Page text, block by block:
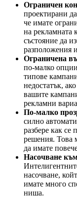
Ограничен
проектирани
че имате
на рекламната
състояние да
разположения
Ограничена
по-малко
типове
недостатък,
вашите
рекламни
По-малко
силно
разбере как се
решения. Това
да имате
Насочване
насочване,
имате много
ниша.